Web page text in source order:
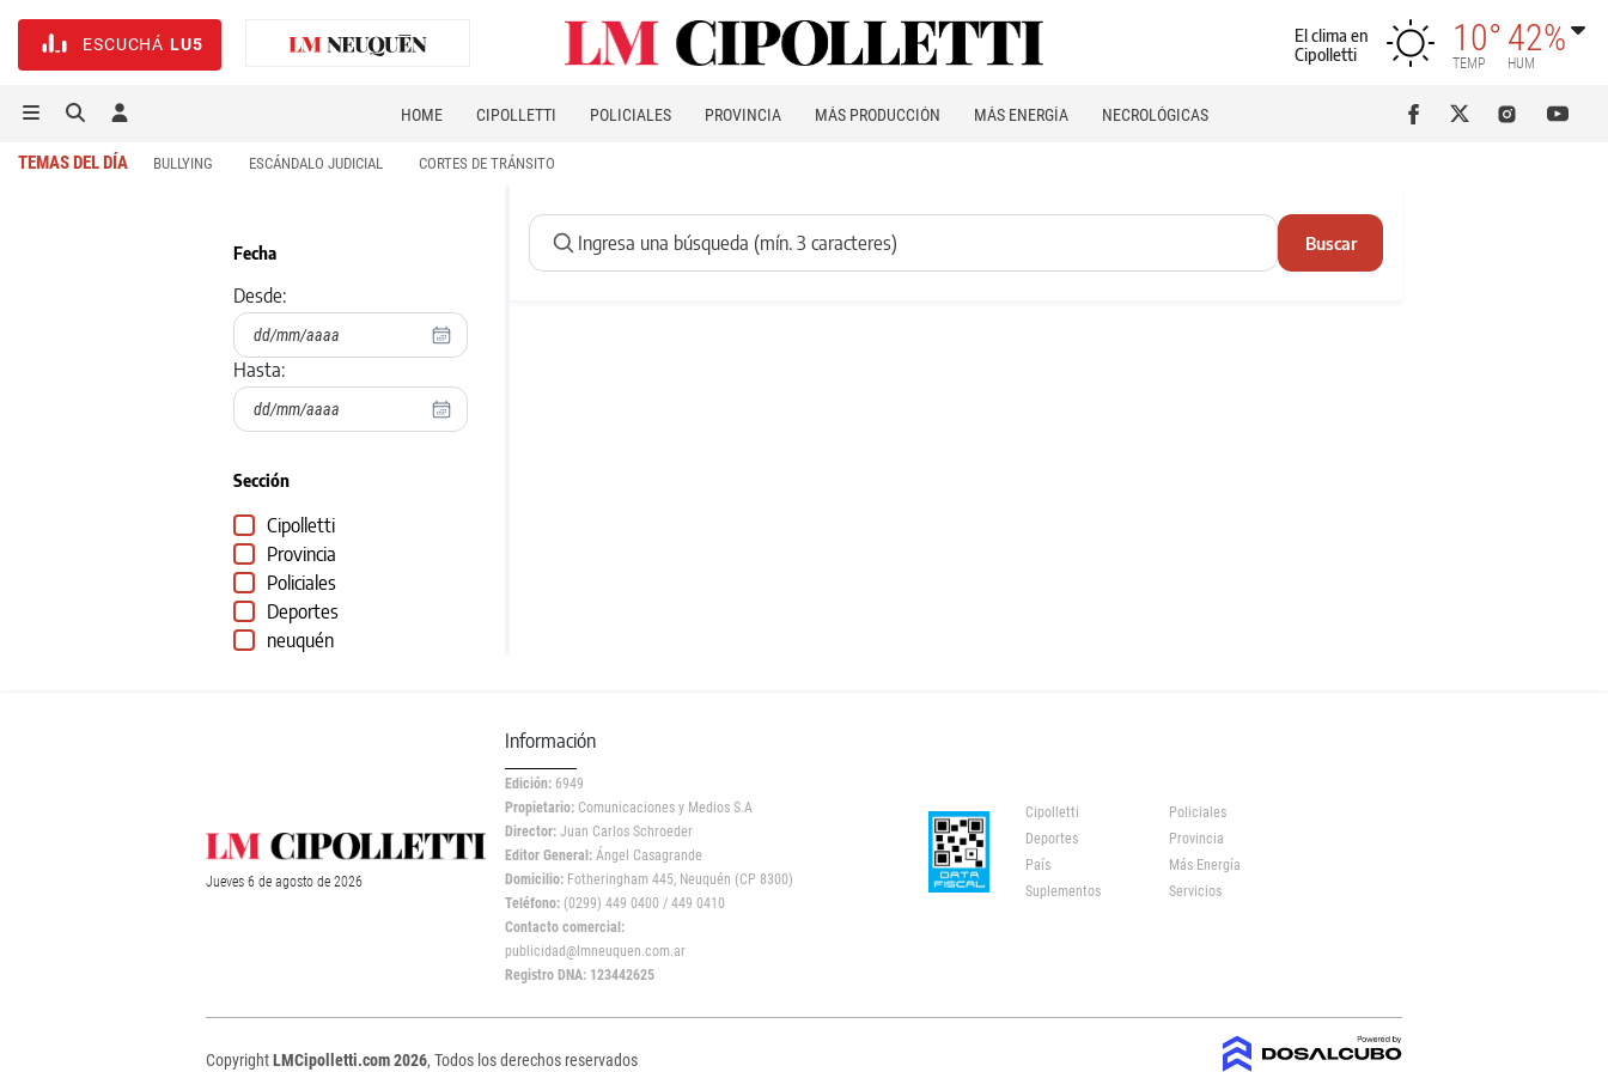
ESCUCHÁ LU5
El clima en
Cipolletti
10°
TEMP
42%
HUM
HOME CIPOLLETTI POLICIALES PROVINCIA MÁS PRODUCCIÓN MÁS ENERGÍA NECROLÓGICAS
TEMAS DEL DÍA BULLYING ESCÁNDALO JUDICIAL CORTES DE TRÁNSITO
Fecha
Desde:
Hasta:
Sección
Cipolletti
Provincia
Policiales
Deportes
neuquén
Buscar
Jueves 6 de agosto de 2026
Información
Edición: 6949
Propietario: Comunicaciones y Medios S.A
Director: Juan Carlos Schroeder
Editor General: Ángel Casagrande
Domicilio: Fotheringham 445, Neuquén (CP 8300)
Teléfono: (0299) 449 0400 / 449 0410
Contacto comercial:
publicidad@lmneuquen.com.ar
Registro DNA: 123442625
Cipolletti
Policiales
Deportes
Provincia
País
Más Energía
Suplementos
Servicios
CopyrightLMCipolletti.com 2026, Todos los derechos reservados